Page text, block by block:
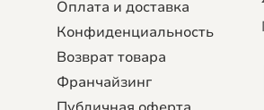
Оплата и доставка
Конфиденциальность
Возврат товара
Франчайзинг